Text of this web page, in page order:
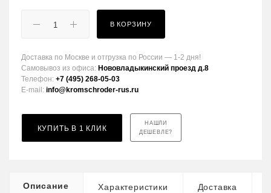
В КОРЗИНУ
Доставка по Москве и отгрузка по России — 1-2 дня!
Самовывоз из офиса: Нововладыкинский проезд д.8
Телефон: +7 (495) 268-05-03
E-mail: info@kromschroder-rus.ru
КУПИТЬ В 1 КЛИК
НАШЛИ
ДЕШЕВЛЕ?
Описание Характеристики Доставка